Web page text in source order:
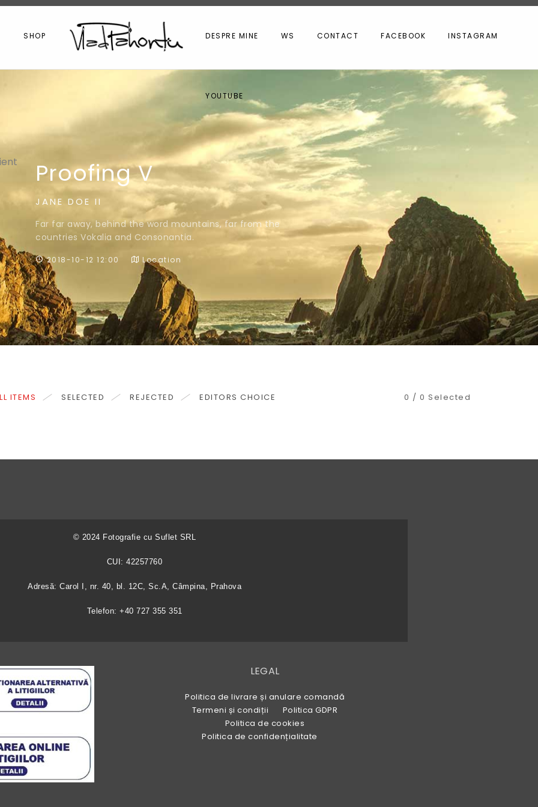
SHOP DESPRE MINE WS CONTACT FACEBOOK INSTAGRAM
YOUTUBE
Proofing V
JANE DOE II
Far far away, behind the word mountains, far from the
countries Vokalia and Consonantia.
2018-10-12 12:00 Location
ITEMS SELECTED REJECTED EDITORS CHOICE 0 / 0 Selected
© 2024 Fotografie cu Suflet SRL
CUI: 42257760
Adresă: Carol I, nr. 40, bl. 12C, Sc.A, Câmpina, Prahova
Telefon: +40 727 355 351
LEGAL
Politica de livrare și anulare comandă
Termeni și condiții
Politica GDPR
Politica de cookies
Politica de confidențialitate